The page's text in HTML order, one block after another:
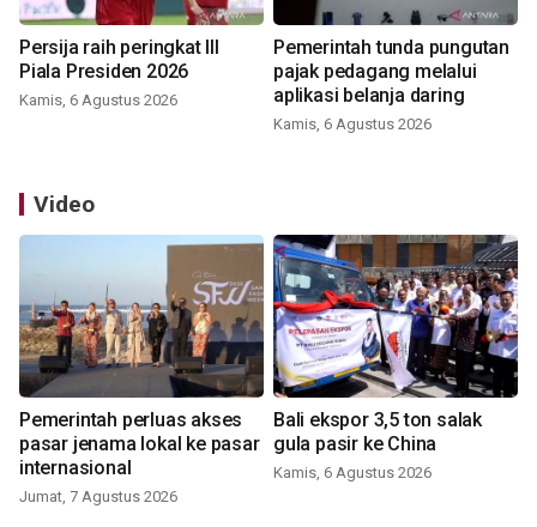
Persija raih peringkat III
Piala Presiden 2026
Kamis, 6 Agustus 2026
Pemerintah tunda pungutan
pajak pedagang melalui
aplikasi belanja daring
Kamis, 6 Agustus 2026
Video
Pemerintah perluas akses
pasar jenama lokal ke pasar
internasional
Jumat, 7 Agustus 2026
Bali ekspor 3,5 ton salak
gula pasir ke China
Kamis, 6 Agustus 2026